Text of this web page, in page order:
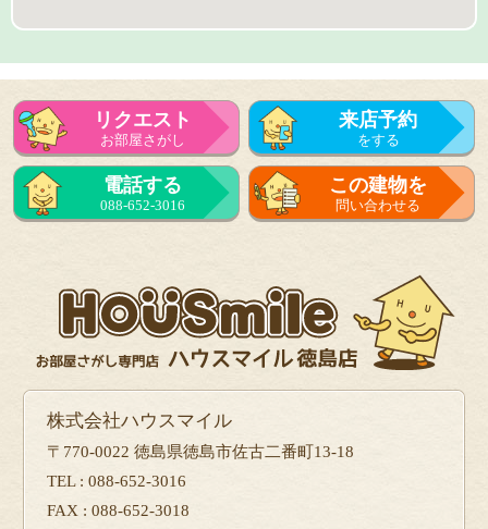
リクエスト
お部屋さがし
来店予約
をする
来店予約
をする
電話する
088-652-3016
この建物を
問い合わせる
株式会社ハウスマイル
〒770-0022 徳島県徳島市佐古二番町13-18
TEL : 088-652-3016
FAX : 088-652-3018